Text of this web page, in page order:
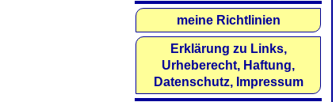
meine Richtlinien
Erklärung zu Links,
Urheberecht, Haftung,
Datenschutz, Impressum